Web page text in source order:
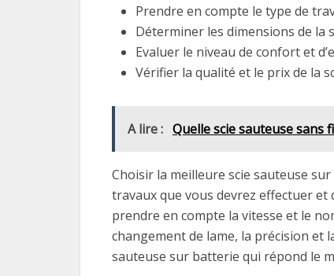
Prendre en compte le type de
Déterminer les dimensions de la
Evaluer le niveau de confort et
Vérifier la qualité et le prix de la
A lire : Quelle scie sauteuse sans
Choisir la meilleure scie sauteuse
travaux que vous devrez effectuer et
prendre en compte la vitesse et le
changement de lame, la précision et
sauteuse sur batterie qui répond le